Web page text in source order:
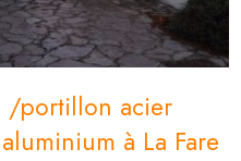
/portillon acier
à La Fare